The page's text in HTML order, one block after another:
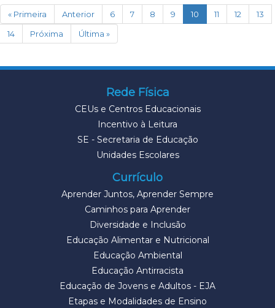
« Primeira Anterior 6 7 8 9 10 (current)
11 12
13
14
Próxima Última »
Rede Física
CEUs e Centros Educacionais
Incentivo à Leitura
SE - Secretaria de Educação
Unidades Escolares
Currículo
Aprender Juntos, Aprender Sempre
Caminhos para Aprender
Diversidade e Inclusão
Educação Alimentar e Nutricional
Educação Ambiental
Educação Antirracista
Educação de Jovens e Adultos - EJA
Etapas e Modalidades de Ensino